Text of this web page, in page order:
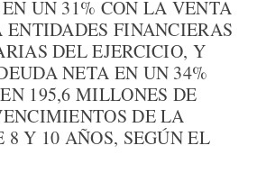
UN 31% CON LA VENTA
ENTIDADES FINANCIERAS
DEL EJERCICIO, Y
NETA EN UN 34%
195,6 MILLONES DE
DE LA
8 Y 10 AÑOS, SEGÚN EL